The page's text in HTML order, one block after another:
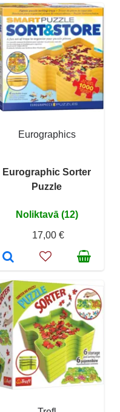
Eurographics
Eurographic Sorter
Puzzle
Noliktavā (12)
17,00 €